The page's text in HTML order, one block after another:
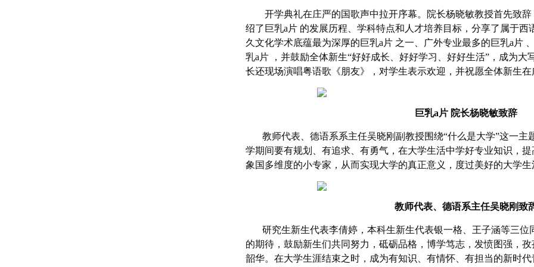
开学典礼在庄严的国歌声中拉开序幕。院长杨晓敏教授首先致
绍了巨乳a片 的发展历程、学科特点和人才培养目标，分享了属于西
久文化学术底蕴最为深厚的巨乳a片 之一、广外专业最多的巨乳a片
乳a片 ，并鼓励全体新生“好好成长、好好学习、好好生活”，成为大
长还现场演唱粤语歌《朋友》，对学生表示欢迎，并祝愿全体新生
巨乳a片 院长杨晓敏致辞
教师代表、德语系系主任吴晓刚副教授围绕“什么是大学”这一
学期间要有规划、有追求、有勇气，在大学生活中学好专业知识，
象国多维度的小专家，从而实现大学的真正意义，度过美好的大学生
教师代表、德语系主任吴晓刚致
研究生新生代表李倩婷，本科生新生代表银一格、王子涵等三
的期待，鼓励新生们共同努力，砥砺品格，博学笃志，发愤图强，
韶华。在大学生涯结束之时，成为有知识、有情怀、有担当的新时代